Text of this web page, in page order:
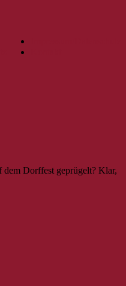
dem Dorffest geprügelt? Klar,